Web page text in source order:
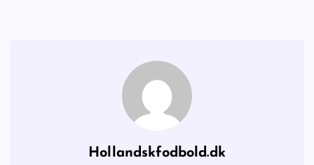
Hollandskfodbold.dk